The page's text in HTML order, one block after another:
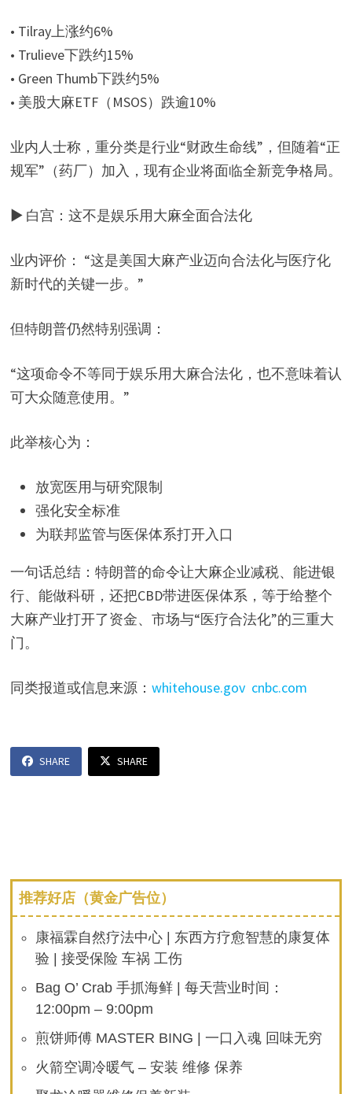
• Tilray上涨约6%
• Trulieve下跌约15%
• Green Thumb下跌约5%
• 美股大麻ETF（MSOS）跌逾10%
业内人士称，重分类是行业“财政生命线”，但随着“正
规军”（药厂）加入，现有企业将面临全新竞争格局。
▶ 白宫：这不是娱乐用大麻全面合法化
业内评价： “这是美国大麻产业迈向合法化与医疗化
新时代的关键一步。”
但特朗普仍然特别强调：
“这项命令不等同于娱乐用大麻合法化，也不意味着认
可大众随意使用。”
此举核心为：
放宽医用与研究限制
强化安全标准
为联邦监管与医保体系打开入口
一句话总结：特朗普的命令让大麻企业减税、能进银
行、能做科研，还把CBD带进医保体系，等于给整个
大麻产业打开了资金、市场与“医疗合法化”的三重大
门。
同类报道或信息来源： whitehouse.gov cnbc.com
SHARE SHARE
推荐好店（黄金广告位）
康福霖自然疗法中心 | 东西方疗愈智慧的康复体
验 | 接受保险 车祸 工伤
Bag O’ Crab 手抓海鲜 | 每天营业时间：
12:00pm – 9:00pm
煎饼师傅 MASTER BING | 一口入魂 回味无穷
火箭空调冷暖气 – 安装 维修 保养